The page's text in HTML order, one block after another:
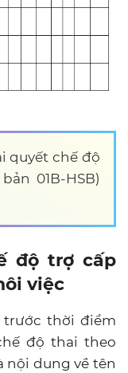
quyết chế độ
01B-HSB)
độ trợ cấp
việc
thời điểm
độ thai theo
nội dung về tên